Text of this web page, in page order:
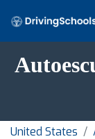
United States